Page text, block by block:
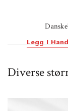
Legg I
Diverse